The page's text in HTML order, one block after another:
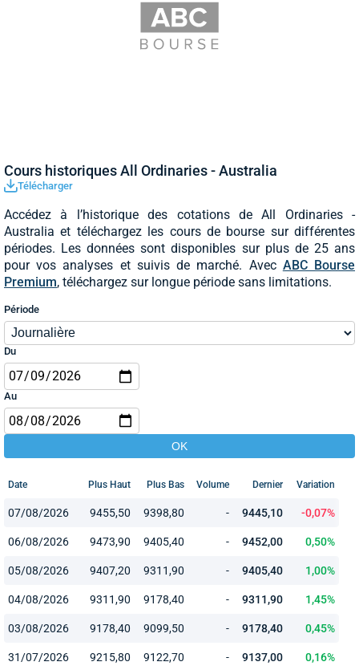
Cours historiques All Ordinaries - Australia
Télécharger
Accédez à l’historique des cotations de All Ordinaries -
Australia et téléchargez les cours de bourse sur différentes
périodes. Les données sont disponibles sur plus de 25 ans
pour vos analyses et suivis de marché. Avec ABC Bourse
Premium, téléchargez sur longue période sans limitations.
Période
Du
Au
Date Plus Haut Plus Bas Volume Dernier Variation
07/08/2026 9455,50 9398,80 - 9445,10 -0,07%
06/08/2026 9473,90 9405,40 - 9452,00 0,50%
05/08/2026 9407,20 9311,90 - 9405,40 1,00%
04/08/2026 9311,90 9178,40 - 9311,90 1,45%
03/08/2026 9178,40 9099,50 - 9178,40 0,45%
31/07/2026 9215,80 9122,70 - 9137,00 0,16%